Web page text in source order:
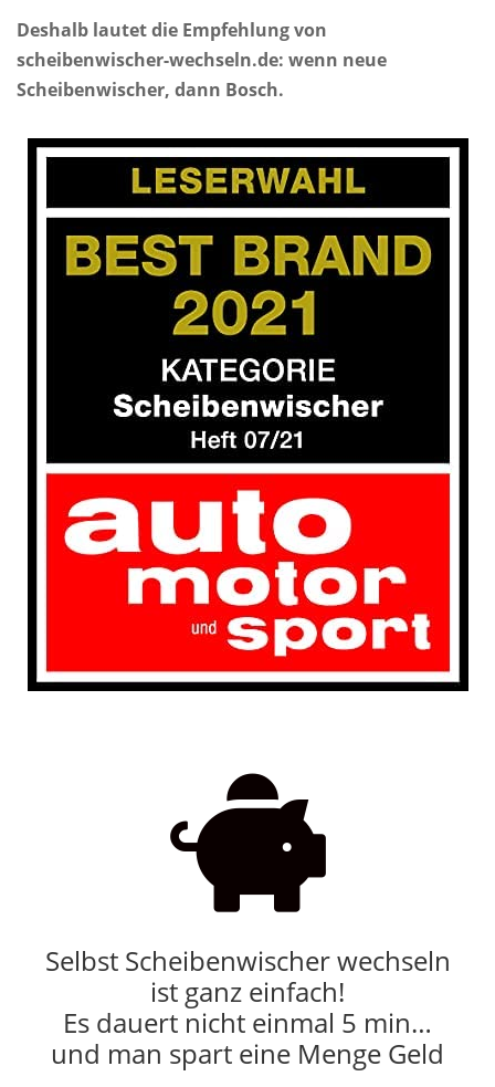
Deshalb lautet die Empfehlung von
scheibenwischer-wechseln.de: wenn neue
Scheibenwischer, dann Bosch.

Selbst Scheibenwischer wechseln
ist ganz einfach!
Es dauert nicht einmal 5 min…
und man spart eine Menge Geld